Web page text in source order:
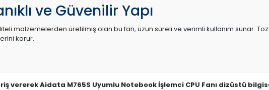
ve Güvenilir Yapı
malzemelerden üretilmiş olan bu fan, uzun süreli ve verimli kullanım sunar.
korur.
vererek Aidata M765S Uyumlu Notebook İşlemci CPU Fanı dizüstü